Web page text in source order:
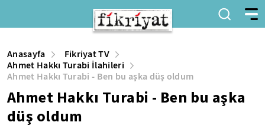
Anasayfa
Fikriyat TV
Ahmet Hakkı Turabi İlahileri
Ahmet Hakkı Turabi - Ben bu aşka düş oldum
Ahmet Hakkı Turabi - Ben bu aşka
düş oldum